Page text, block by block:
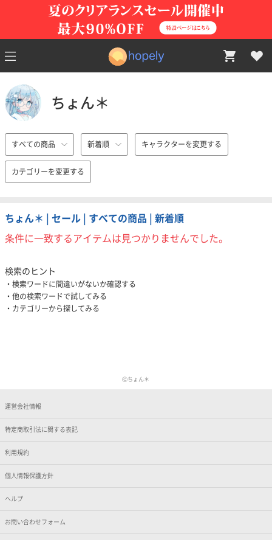
ちょん＊
すべての商品 新着順 キャラクターを変更する
カテゴリーを変更する
ちょん＊ | セール | すべての商品 | 新着順
条件に一致するアイテムは見つかりませんでした。
検索のヒント
検索ワードに間違いがないか確認する
他の検索ワードで試してみる
カテゴリーから探してみる
Ⓒちょん＊
運営会社情報
特定商取引法に関する表記
利用規約
個人情報保護方針
ヘルプ
お問い合わせフォーム